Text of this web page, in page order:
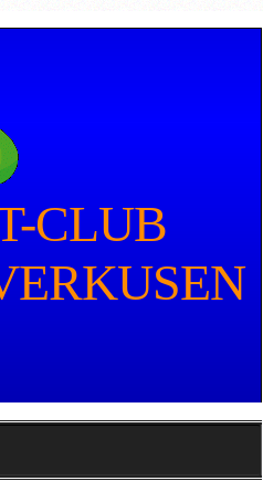
CLUB